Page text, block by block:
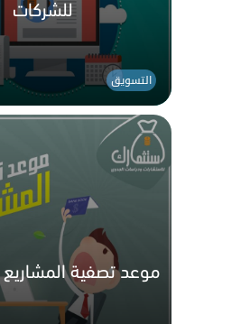
للشركات
التسويق
موعد تصفية المشاريع